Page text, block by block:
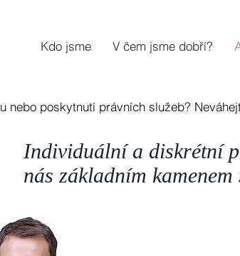
Kdo jsme V čem jsme dobří?
nebo poskytnutí právních služeb?
Individuální a diskrétní
nás základním